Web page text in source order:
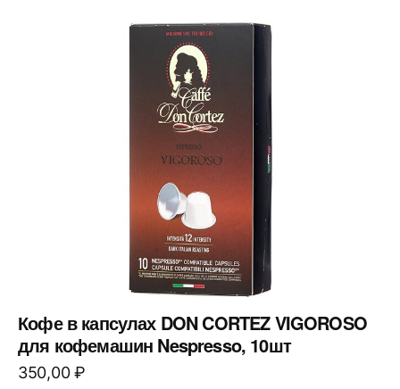
Кофе в капсулах DON CORTEZ VIGOROSO
для кофемашин Nespresso, 10шт
350,00₽